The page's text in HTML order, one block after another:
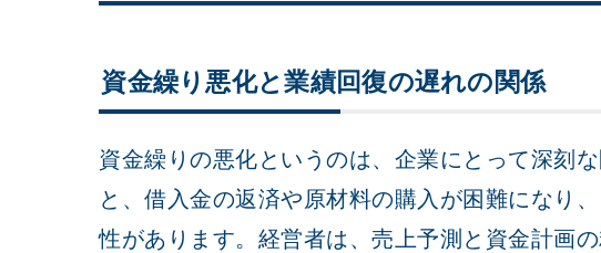
資金繰り悪化と業績回復の遅れの関係
資金繰りの悪化というのは、企業にとって深刻
と、借入金の返済や原材料の購入が困難になり
性があります。経営者は、売上予測と資金計画